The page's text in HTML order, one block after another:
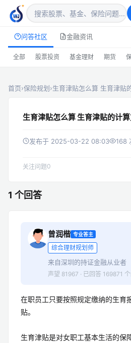
问答社区 金融资讯
全部 股票投资 基金理财 期货
首页›保险规划›生育津贴怎么算 生育津贴
生育津贴怎么算 生育津贴的计算
发布于 2025-03-22 08:03 168
关注问题0
1 个回答
曾润楷 专业答主
综合理财规划师
来自深圳的持证金融从业者
声望 81967 · 已回答 169871
在职员工只要按照规定缴纳的生育
贴。
生育津贴是对女职工基本生活的保